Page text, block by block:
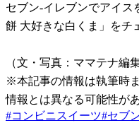
セブン-イレブンでアイス
餅 大好きな白くま」をチ
（文・写真：ママテナ編
※本記事の情報は執筆時
情報とは異なる可能性が
#コンビニスイーツ#セブ